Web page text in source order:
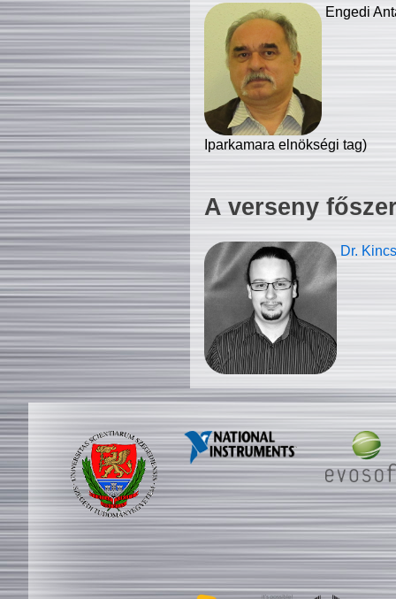
Engedi
Iparkamara elnökségi tag)
A verseny
Dr.